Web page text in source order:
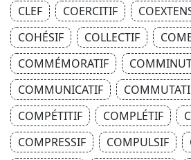
CLEF
COERCITIF
COHÉSIF
COLLECTIF
COMMÉMORATIF
COMMUNICATIF
COMPÉTITIF
COMPLÉTIF
COMPRESSIF
COMPULSIF